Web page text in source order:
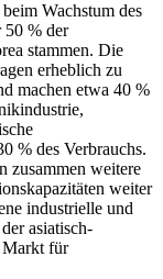
Wachstum des
50 % der
stammen. Die
erheblich zu
machen etwa 40 %
% des Verbrauchs.
zusammen weitere
weiter
industrielle und
asiatisch-
Markt für